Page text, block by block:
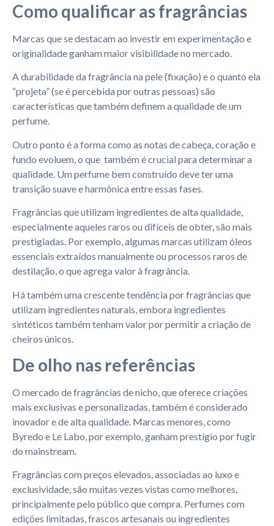
Como qualificar as fragrâncias
Marcas que se destacam ao investir em experimentação e
originalidade ganham maior visibilidade no mercado.
A durabilidade da fragrância na pele (fixação) e o quanto ela
“projeta” (se é percebida por outras pessoas) são
características que também definem a qualidade de um
perfume.
Outro ponto é a forma como as notas de cabeça, coração e
fundo evoluem, o que também é crucial para determinar a
qualidade. Um perfume bem construído deve ter uma
transição suave e harmônica entre essas fases.
Fragrâncias que utilizam ingredientes de alta qualidade,
especialmente aqueles raros ou difíceis de obter, são mais
prestigiadas. Por exemplo, algumas marcas utilizam óleos
essenciais extraídos manualmente ou processos raros de
destilação, o que agrega valor à fragrância.
Há também uma crescente tendência por fragrâncias que
utilizam ingredientes naturais, embora ingredientes
sintéticos também tenham valor por permitir a criação de
cheiros únicos.
De olho nas referências
O mercado de fragrâncias de nicho, que oferece criações
mais exclusivas e personalizadas, também é considerado
inovador e de alta qualidade. Marcas menores, como
Byredo e Le Labo, por exemplo, ganham prestígio por fugir
do mainstream.
Fragrâncias com preços elevados, associadas ao luxo e
exclusividade, são muitas vezes vistas como melhores,
principalmente pelo público que compra. Perfumes com
edições limitadas, frascos artesanais ou ingredientes